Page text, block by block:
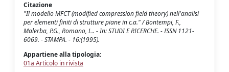
Citazione
"Il modello MFCT (modified compression field theory) nell'analisi
per elementi finiti di strutture piane in c.a." / Bontempi, F.,
Malerba, P.G., Romano, L.. - In: STUDI E RICERCHE. - ISSN 1121-
6069. - STAMPA. - 16:(1995).
Appartiene alla tipologia:
01a Articolo in rivista